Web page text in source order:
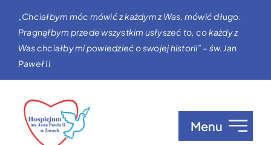
zawartości
„Chciałbym móc mówić z każdym z Was, mówić długo.
Pragnąłbym przede wszystkim usłyszeć to, co każdy z
Was chciałby mi powiedzieć o swojej historii” – św. Jan
Paweł II
Menu